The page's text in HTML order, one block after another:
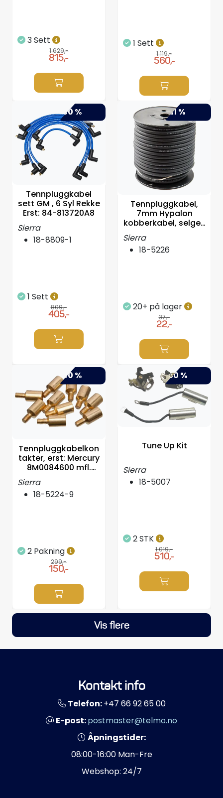
3 Sett
1.629,-
815,-
1 Sett
1.119,-
560,-
-50 %
Tennpluggkabel
sett GM , 6 Syl Rekke
Erst: 84-813720A8
Sierra
18-8809-1
1 Sett
809,-
405,-
-41 %
Tennpluggkabel,
7mm Hypalon
kobberkabel, selges
Sierra
18-5226
20+ på lager
37,-
22,-
-50 %
Tennpluggkabelkon
takter, erst: Mercury
8M0084600 mfl.
Sierra
18-5224-9
2 Pakning
299,-
150,-
-50 %
Tune Up Kit
Sierra
18-5007
2 STK
1.019,-
510,-
Vis flere
Kontakt info
Telefon:+47 66 92 65 00
E-post:postmaster@telmo.no
Åpningstider:
08:00-16:00 Man-Fre
Webshop: 24/7